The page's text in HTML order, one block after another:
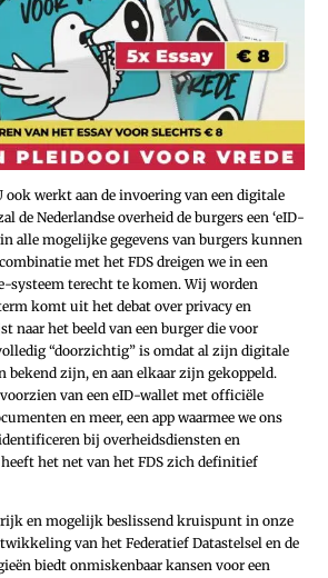
ook werkt aan de invoering van een digitale
de Nederlandse overheid de burgers een ‘eID-
alle mogelijke gegevens van burgers kunnen
met het FDS dreigen we in een
systeem terecht te komen. Wij worden
term komt uit het debat over privacy en
naar het beeld van een burger die voor
“doorzichtig” is omdat al zijn digitale
bekend zijn, en aan elkaar zijn gekoppeld.
van een eID-wallet met officiële
en meer, een app waarmee we ons
bij overheidsdiensten en
het net van het FDS zich definitief
en mogelijk beslissend kruispunt in onze
van het Federatief Datastelsel en de
biedt onmiskenbaar kansen voor een